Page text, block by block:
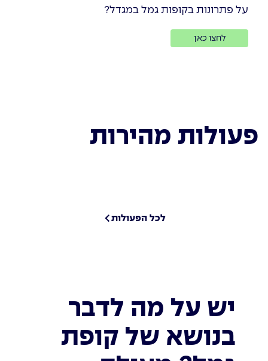
על פתרונות בקופות גמל במגדל?
לחצו כאן
פעולות מהירות
לכל הפעולות
יש על מה לדבר
בנושא של קופת